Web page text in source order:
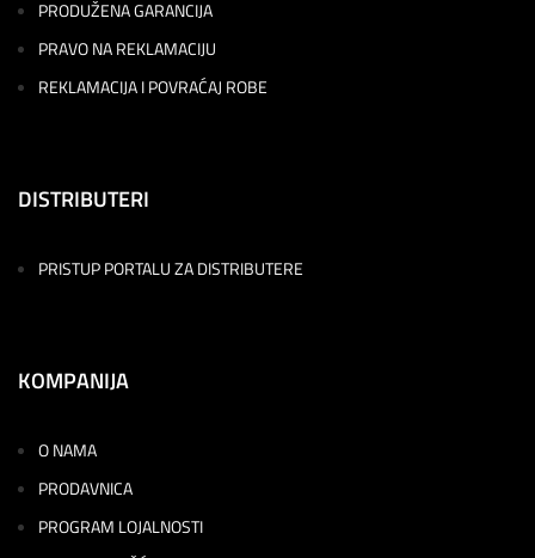
PRODUŽENA GARANCIJA
PRAVO NA REKLAMACIJU
REKLAMACIJA I POVRAĆAJ ROBE
DISTRIBUTERI
PRISTUP PORTALU ZA DISTRIBUTERE
KOMPANIJA
O NAMA
PRODAVNICA
PROGRAM LOJALNOSTI